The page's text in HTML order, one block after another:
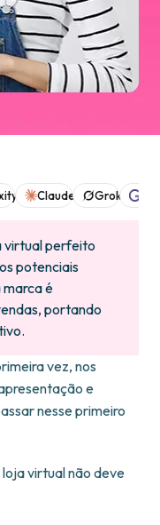
Claude Grok
virtual perfeito
potenciais
é
portando
vez, nos
e
nesse primeiro
virtual não deve